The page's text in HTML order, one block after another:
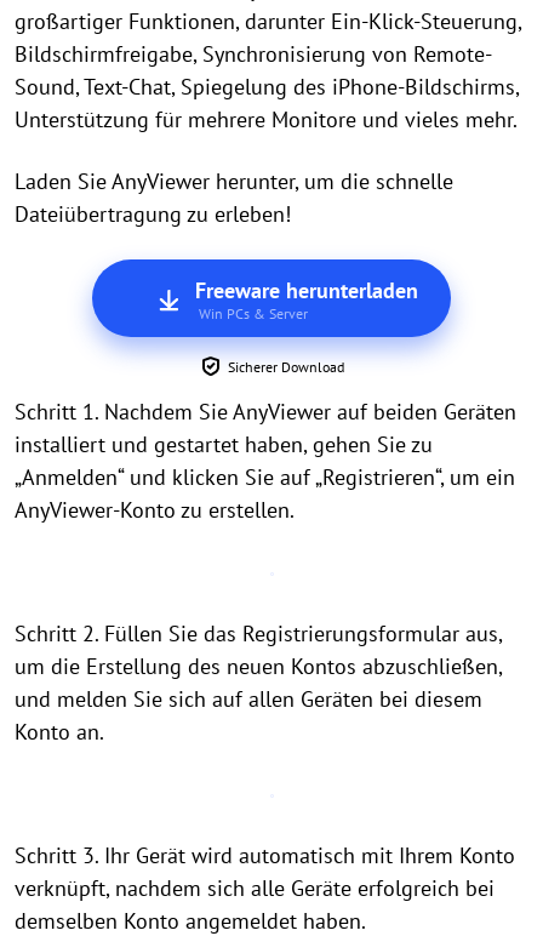
großartiger Funktionen, darunter Ein-Klick-Steuerung,
Bildschirmfreigabe, Synchronisierung von Remote-
Sound, Text-Chat, Spiegelung des iPhone-Bildschirms,
Unterstützung für mehrere Monitore und vieles mehr.
Laden Sie AnyViewer herunter, um die schnelle
Dateiübertragung zu erleben!
Freeware herunterladen
Win PCs & Server
Sicherer Download
Schritt 1. Nachdem Sie AnyViewer auf beiden Geräten
installiert und gestartet haben, gehen Sie zu
„Anmelden“ und klicken Sie auf „Registrieren“, um ein
AnyViewer-Konto zu erstellen.
Schritt 2. Füllen Sie das Registrierungsformular aus,
um die Erstellung des neuen Kontos abzuschließen,
und melden Sie sich auf allen Geräten bei diesem
Konto an.
Schritt 3. Ihr Gerät wird automatisch mit Ihrem Konto
verknüpft, nachdem sich alle Geräte erfolgreich bei
demselben Konto angemeldet haben.